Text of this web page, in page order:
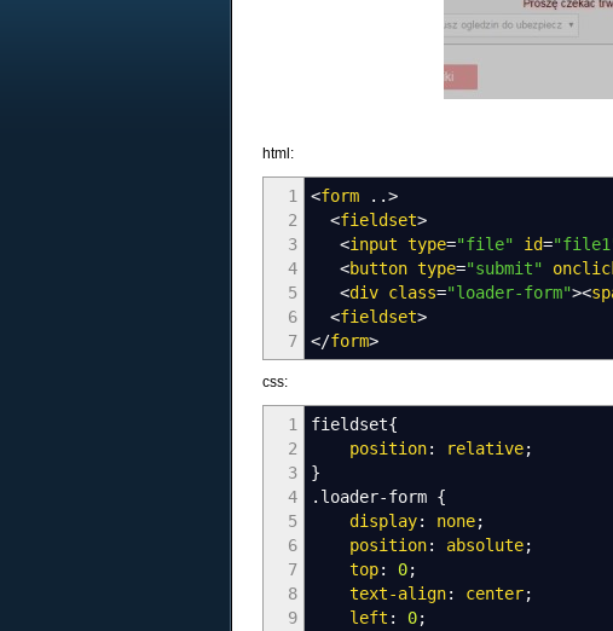
html:
1
2
3
4
5
6
7
<form ..>
<fieldset>
<input type="file" id=
<button type="submit"
<div class="loader-form"><
<fieldset>
</form>
css:
1
2
3
4
5
6
7
8
9
fieldset{
position: relative;
}
.loader-form {
display: none;
position: absolute;
top: 0;
text-align: center;
left : 0;